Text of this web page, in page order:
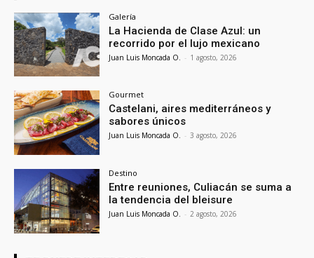
Galería
La Hacienda de Clase Azul: un
recorrido por el lujo mexicano
Juan Luis Moncada O. - 1 agosto, 2026
Gourmet
Castelani, aires mediterráneos y
sabores únicos
Juan Luis Moncada O. - 3 agosto, 2026
Destino
Entre reuniones, Culiacán se suma a
la tendencia del bleisure
Juan Luis Moncada O. - 2 agosto, 2026